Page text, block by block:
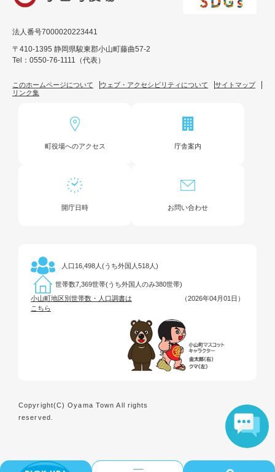
法人番号7000020223441
〒410-1395 静岡県駿東郡小山町藤曲57-2
Tel：0550-76-1111（代表）
このホームページについて ウェブ・アクセシビリティについて
サイトマップ
リンク集
町役場へのアクセス 庁舎案内
開庁日時 お問い合わせ
人口 16,498人(うち外国人518人)
世帯数7,369世帯(うち外国人のみ380世帯)
小山町地区別世帯数・人口調書は
こちら
（2026年04月01日）
Copyright(C) Oyama Town All rights
reserved.